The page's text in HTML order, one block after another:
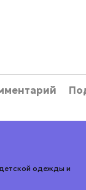
одежды и